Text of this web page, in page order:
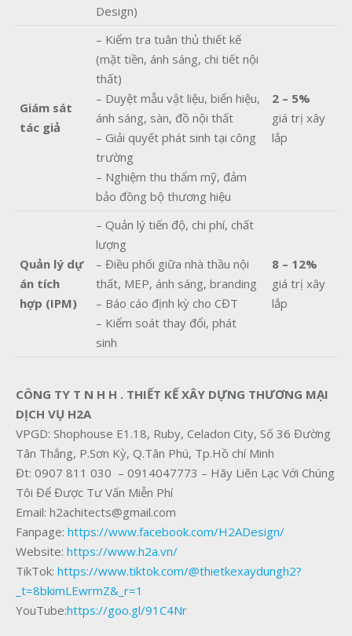
Design)
Giám sát
tác giả
– Kiểm tra tuân thủ thiết kế
(mặt tiền, ánh sáng, chi tiết nội
thất)
– Duyệt mẫu vật liệu, biển hiệu,
ánh sáng, sàn, đồ nội thất
– Giải quyết phát sinh tại công
trường
– Nghiệm thu thẩm mỹ, đảm
bảo đồng bộ thương hiệu
2 – 5%
giá trị xây
lắp
Quản lý dự
án tích
hợp (IPM)
– Quản lý tiến độ, chi phí, chất
lượng
– Điều phối giữa nhà thầu nội
thất, MEP, ánh sáng, branding
– Báo cáo định kỳ cho CĐT
– Kiểm soát thay đổi, phát
sinh
8 – 12%
giá trị xây
lắp
CÔNG TY T N H H . THIẾT KẾ XÂY DỰNG THƯƠNG MẠI
DỊCH VỤ H2A
VPGD: Shophouse E1.18, Ruby, Celadon City, Số 36 Đường
Tân Thắng, P.Sơn Kỳ, Q.Tân Phú, Tp.Hồ chí Minh
Đt: 0907 811 030 – 0914047773 – Hãy Liên Lạc Với Chúng
Tôi Để Được Tư Vấn Miễn Phí
Email: h2achitects@gmail.com
Fanpage: https://www.facebook.com/H2ADesign/
Website: https://www.h2a.vn/
TikTok: https://www.tiktok.com/@thietkexaydungh2?
_t=8bkimLEwrmZ&_r=1
YouTube:https://goo.gl/91C4Nr